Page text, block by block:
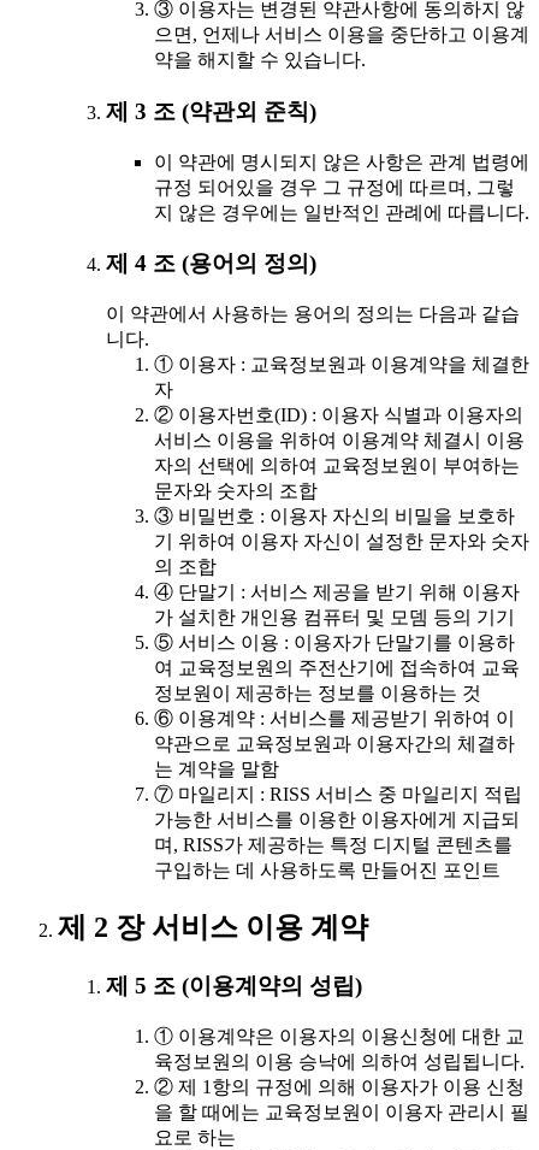
③ 이용자는 변경된 약관사항에 동의하지 않
으면, 언제나 서비스 이용을 중단하고 이용계
약을 해지할 수 있습니다.
제 3 조 (약관외 준칙)
이 약관에 명시되지 않은 사항은 관계 법령에
규정 되어있을 경우 그 규정에 따르며, 그렇
지 않은 경우에는 일반적인 관례에 따릅니다.
제 4 조 (용어의 정의)
이 약관에서 사용하는 용어의 정의는 다음과 같습
니다.
① 이용자 : 교육정보원과 이용계약을 체결한
자
② 이용자번호(ID) : 이용자 식별과 이용자의
서비스 이용을 위하여 이용계약 체결시 이용
자의 선택에 의하여 교육정보원이 부여하는
문자와 숫자의 조합
③ 비밀번호 : 이용자 자신의 비밀을 보호하
기 위하여 이용자 자신이 설정한 문자와 숫자
의 조합
④ 단말기 : 서비스 제공을 받기 위해 이용자
가 설치한 개인용 컴퓨터 및 모뎀 등의 기기
⑤ 서비스 이용 : 이용자가 단말기를 이용하
여 교육정보원의 주전산기에 접속하여 교육
정보원이 제공하는 정보를 이용하는 것
⑥ 이용계약 : 서비스를 제공받기 위하여 이
약관으로 교육정보원과 이용자간의 체결하
는 계약을 말함
⑦ 마일리지 : RISS 서비스 중 마일리지 적립
가능한 서비스를 이용한 이용자에게 지급되
며, RISS가 제공하는 특정 디지털 콘텐츠를
구입하는 데 사용하도록 만들어진 포인트
제 2 장 서비스 이용 계약
제 5 조 (이용계약의 성립)
① 이용계약은 이용자의 이용신청에 대한 교
육정보원의 이용 승낙에 의하여 성립됩니다.
② 제 1항의 규정에 의해 이용자가 이용 신청
을 할 때에는 교육정보원이 이용자 관리시 필
요로 하는